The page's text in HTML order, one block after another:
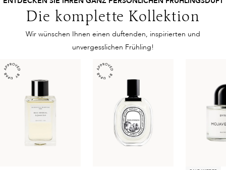
Die komplette Kollektion
Wir wünschen Ihnen einen duftenden, inspirierten und
unvergesslichen Frühling!